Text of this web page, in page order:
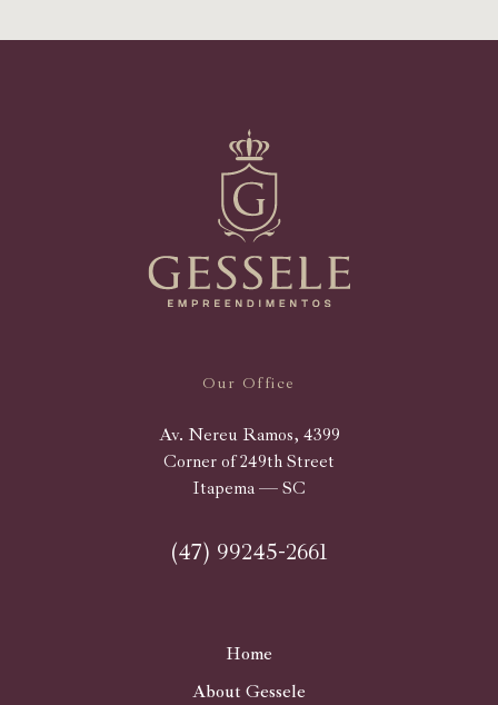
Our Office
Av. Nereu Ramos, 4399
Corner of 249th Street
Itapema — SC
(47) 99245-2661
Home
About Gessele